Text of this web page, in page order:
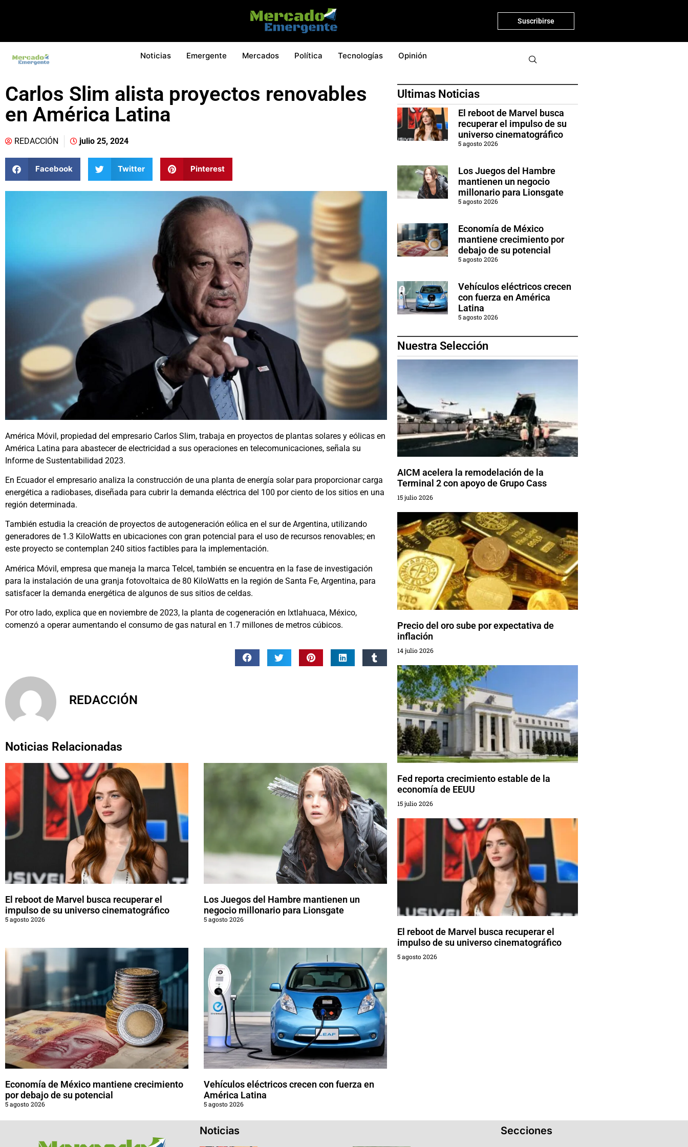
Suscribirse
Noticias Emergente Mercados Política Tecnologías Opinión
Carlos Slim alista proyectos renovables
en América Latina
REDACCIÓN julio 25, 2024
Facebook Twitter Pinterest
América Móvil, propiedad del empresario Carlos Slim, trabaja en proyectos de plantas solares y eólicas en
América Latina para abastecer de electricidad a sus operaciones en telecomunicaciones, señala su
Informe de Sustentabilidad 2023.
En Ecuador el empresario analiza la construcción de una planta de energía solar para proporcionar carga
energética a radiobases, diseñada para cubrir la demanda eléctrica del 100 por ciento de los sitios en una
región determinada.
También estudia la creación de proyectos de autogeneración eólica en el sur de Argentina, utilizando
generadores de 1.3 KiloWatts en ubicaciones con gran potencial para el uso de recursos renovables; en
este proyecto se contemplan 240 sitios factibles para la implementación.
América Móvil, empresa que maneja la marca Telcel, también se encuentra en la fase de investigación
para la instalación de una granja fotovoltaica de 80 KiloWatts en la región de Santa Fe, Argentina, para
satisfacer la demanda energética de algunos de sus sitios de celdas.
Por otro lado, explica que en noviembre de 2023, la planta de cogeneración en Ixtlahuaca, México,
comenzó a operar aumentando el consumo de gas natural en 1.7 millones de metros cúbicos.
REDACCIÓN
Noticias Relacionadas
El reboot de Marvel busca recuperar el
impulso de su universo cinematográfico
5 agosto 2026
Los Juegos del Hambre mantienen un
negocio millonario para Lionsgate
5 agosto 2026
Economía de México mantiene crecimiento
por debajo de su potencial
5 agosto 2026
Vehículos eléctricos crecen con fuerza en
América Latina
5 agosto 2026
Ultimas Noticias
El reboot de Marvel busca
recuperar el impulso de su
universo cinematográfico
5 agosto 2026
Los Juegos del Hambre
mantienen un negocio
millonario para Lionsgate
5 agosto 2026
Economía de México
mantiene crecimiento por
debajo de su potencial
5 agosto 2026
Vehículos eléctricos crecen
con fuerza en América
Latina
5 agosto 2026
Nuestra Selección
AICM acelera la remodelación de la
Terminal 2 con apoyo de Grupo Cass
15 julio 2026
Precio del oro sube por expectativa de
inflación
14 julio 2026
Fed reporta crecimiento estable de la
economía de EEUU
15 julio 2026
El reboot de Marvel busca recuperar el
impulso de su universo cinematográfico
5 agosto 2026
Noticias Secciones